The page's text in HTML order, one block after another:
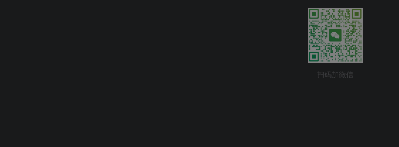
扫码加微信